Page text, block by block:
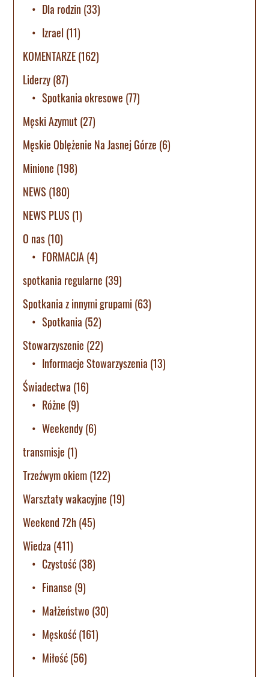
Dla rodzin (33)
Izrael (11)
KOMENTARZE(162)
Liderzy(87)
Spotkania okresowe (77)
Męski Azymut (27)
Męskie Oblężenie Na Jasnej Górze (6)
Minione (198)
NEWS (180)
NEWS PLUS (1)
O nas(10)
FORMACJA(4)
spotkania regularne (39)
Spotkania z innymi grupami (63)
Spotkania (52)
Stowarzyszenie (22)
Informacje Stowarzyszenia (13)
Świadectwa (16)
Różne (9)
Weekendy(6)
transmisje (1)
Trzeźwym okiem(122)
Warsztaty wakacyjne (19)
Weekend 72h(45)
Wiedza (411)
Czystość(38)
Finanse (9)
Małżeństwo (30)
Męskość(161)
Miłość(56)